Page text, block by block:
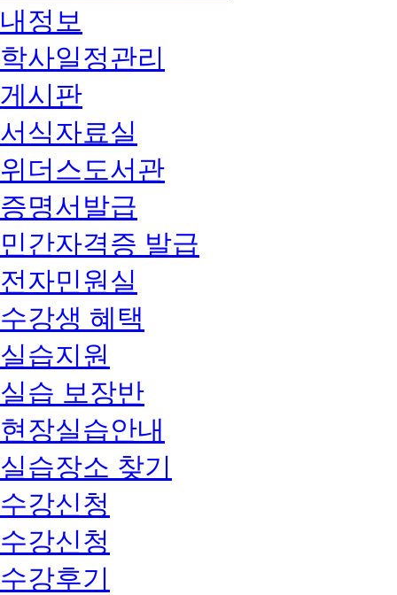
내정보
학사일정관리
게시판
서식자료실
위더스도서관
증명서발급
민간자격증 발급
전자민원실
수강생 혜택
실습지원
실습 보장반
현장실습안내
실습장소 찾기
수강신청
수강신청
수강후기